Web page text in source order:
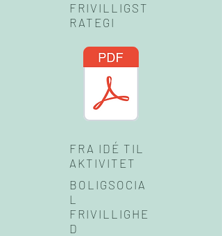
FRIVILLIGST
RATEGI
FRA IDÉ TIL
AKTIVITET
BOLIGSOCIA
L
FRIVILLIGHE
D